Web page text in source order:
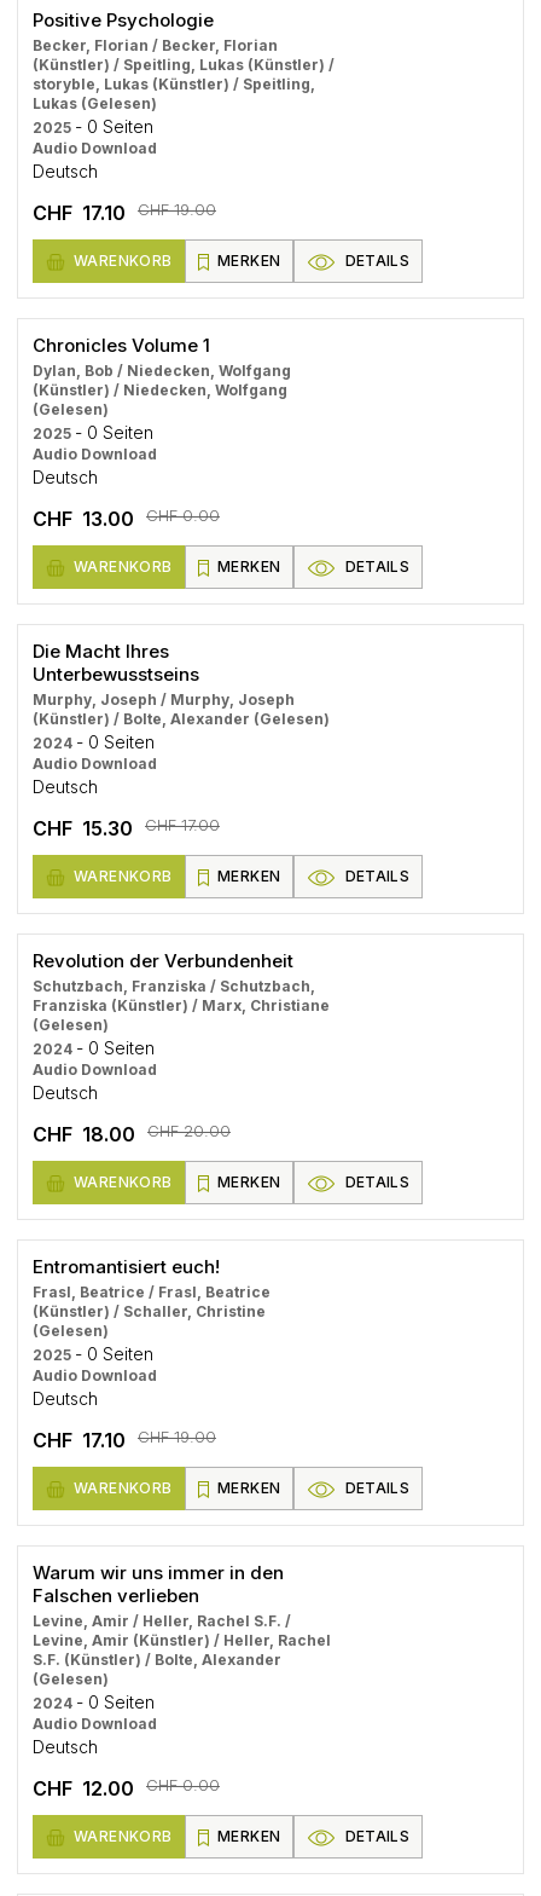
Positive Psychologie
Becker, Florian / Becker, Florian
(Künstler) / Speitling, Lukas (Künstler) /
storyble, Lukas (Künstler) / Speitling,
Lukas (Gelesen)
2025 - 0 Seiten
Audio Download
Deutsch
CHF 17.10 CHF 19.00
WARENKORB MERKEN DETAILS
Chronicles Volume 1
Dylan, Bob / Niedecken, Wolfgang
(Künstler) / Niedecken, Wolfgang
(Gelesen)
2025 - 0 Seiten
Audio Download
Deutsch
CHF 13.00 CHF 0.00
WARENKORB MERKEN DETAILS
Die Macht Ihres
Unterbewusstseins
Murphy, Joseph / Murphy, Joseph
(Künstler) / Bolte, Alexander (Gelesen)
2024 - 0 Seiten
Audio Download
Deutsch
CHF 15.30 CHF 17.00
WARENKORB MERKEN DETAILS
Revolution der Verbundenheit
Schutzbach, Franziska / Schutzbach,
Franziska (Künstler) / Marx, Christiane
(Gelesen)
2024 - 0 Seiten
Audio Download
Deutsch
CHF 18.00 CHF 20.00
WARENKORB MERKEN DETAILS
Entromantisiert euch!
Frasl, Beatrice / Frasl, Beatrice
(Künstler) / Schaller, Christine
(Gelesen)
2025 - 0 Seiten
Audio Download
Deutsch
CHF 17.10 CHF 19.00
WARENKORB MERKEN DETAILS
Warum wir uns immer in den
Falschen verlieben
Levine, Amir / Heller, Rachel S.F. /
Levine, Amir (Künstler) / Heller, Rachel
S.F. (Künstler) / Bolte, Alexander
(Gelesen)
2024 - 0 Seiten
Audio Download
Deutsch
CHF 12.00 CHF 0.00
WARENKORB MERKEN DETAILS